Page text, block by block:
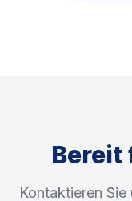
Bereit
Kontaktieren